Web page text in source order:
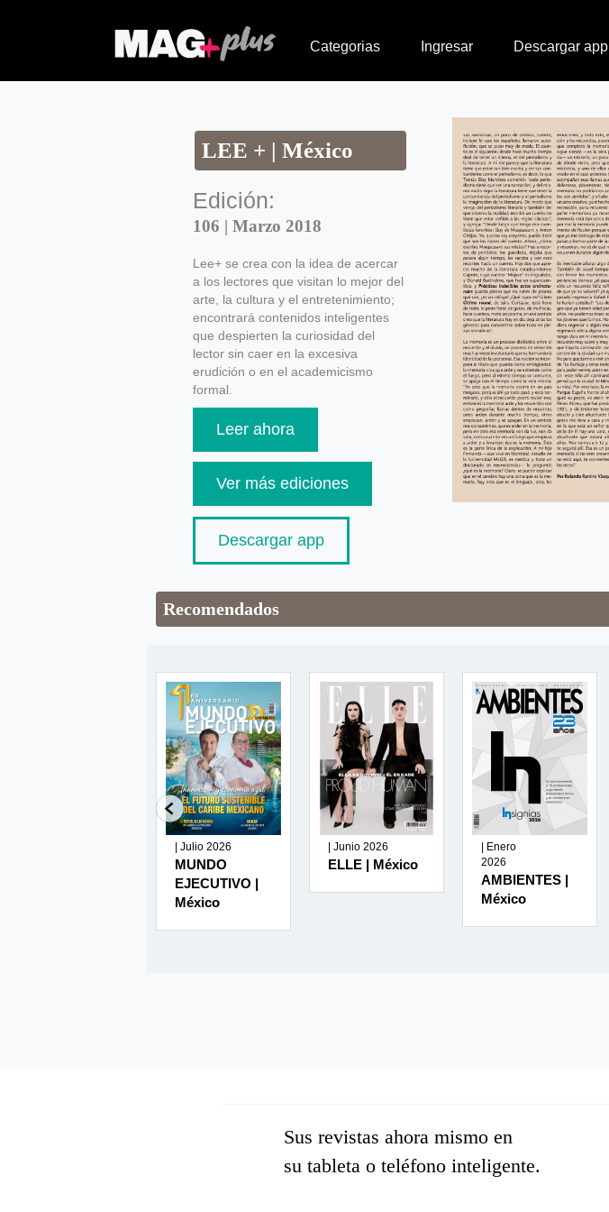
Categorias Ingresar Descargar app
LEE + | México
Edición:
106 | Marzo 2018
Lee+ se crea con la idea de acercar
a los lectores que visitan lo mejor del
arte, la cultura y el entretenimiento;
encontrará contenidos inteligentes
que despierten la curiosidad del
lector sin caer en la excesiva
erudición o en el academicismo
formal.
Leer ahora
Ver más ediciones
Descargar app
Recomendados
| Julio 2026
MUNDO
EJECUTIVO |
México
| Junio 2026
ELLE | México
| Enero
2026
AMBIENTES |
México
Sus revistas ahora mismo en
su tableta o teléfono inteligente.